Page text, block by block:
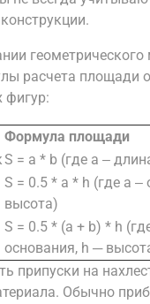
расчета площади
фигур:
Формула площади
S = a * b (где a ‒
S = 0.5 * a * h (где a ‒
высота)
S = 0.5 * (a + b) * h
основания, h ─
припуски на
Обычно